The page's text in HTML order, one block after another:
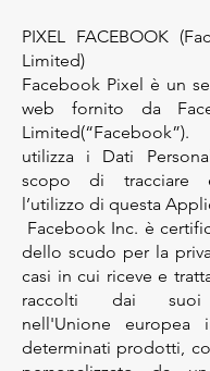
PIXEL FACEBOOK
Limited)
Facebook Pixel è un
web fornito da
utilizza i Dati
scopo di tracciare
l’utilizzo di questa
Facebook Inc. è
dello scudo per la
casi in cui riceve e
raccolti dai suoi
nell'Unione europea
determinati prodotti,